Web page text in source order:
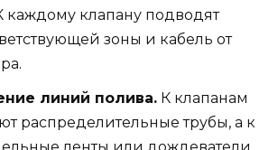
каждому клапану подводят
зоны и кабель от
линий полива. К клапанам
распределительные трубы, а к